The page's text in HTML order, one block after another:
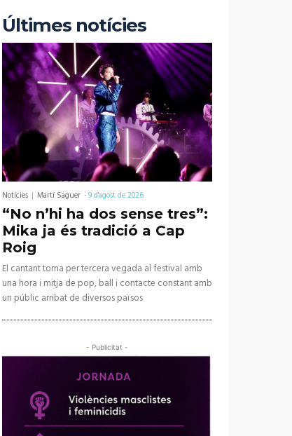
Últimes notícies
Notícies Martí Saguer -9 d'agost de 2026
“No n’hi ha dos sense tres”:
Mika ja és tradició a Cap
Roig
El cantant torna per tercera vegada al festival amb
una hora i mitja de pop, ball i contacte constant amb
un públic arribat de diversos països
- Publicitat -